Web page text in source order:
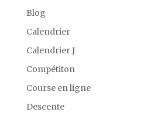
Blog
Calendrier
Calendrier J
Compétiton
Course en ligne
Descente